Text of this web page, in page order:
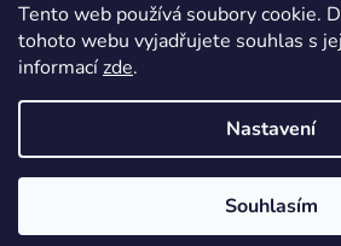
Tento web používá soubory cookie.
tohoto webu vyjadřujete souhlas s
informacízde.
Nastavení
Souhlasím
petrklic.cz.